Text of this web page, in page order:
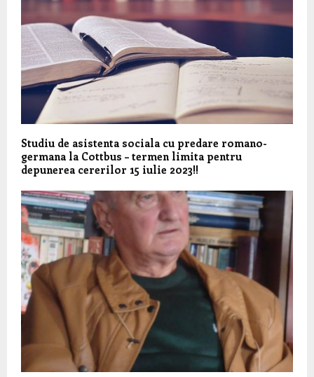
Studiu de asistenta sociala cu predare romano-
germana la Cottbus – termen limita pentru
depunerea cererilor 15 iulie 2023!!